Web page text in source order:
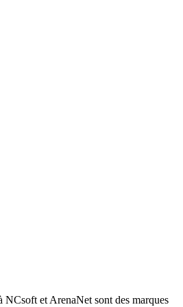
et ArenaNet sont des marques